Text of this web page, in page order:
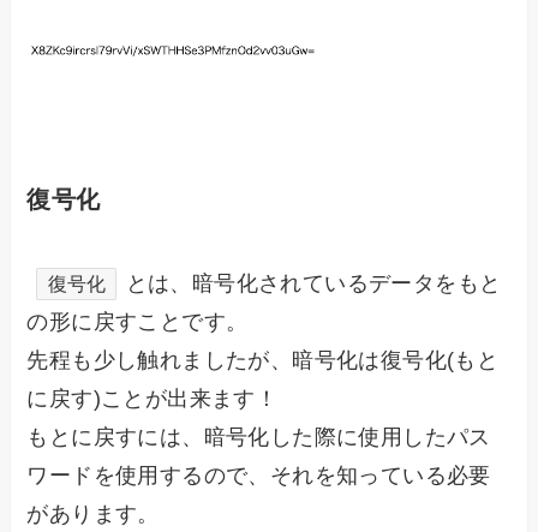
復号化
復号化
とは、暗号化されているデータをもと
の形に戻すことです。
先程も少し触れましたが、暗号化は復号化(もと
に戻す)ことが出来ます！
もとに戻すには、暗号化した際に使用したパス
ワードを使用するので、それを知っている必要
があります。